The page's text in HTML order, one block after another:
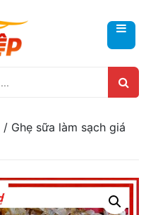
/ Ghẹ sữa làm sạch giá